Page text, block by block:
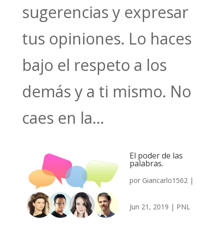
sugerencias y expresar
tus opiniones. Lo haces
bajo el respeto a los
demás y a ti mismo. No
caes en la...
El poder de las
palabras.
por Giancarlo1562|
Jun 21, 2019 | PNL